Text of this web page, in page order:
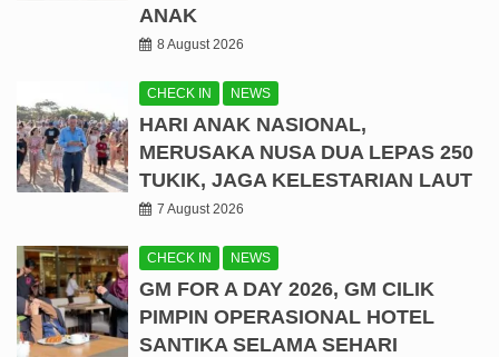
ANAK
8 August 2026
CHECK IN NEWS
HARI ANAK NASIONAL,
MERUSAKA NUSA DUA LEPAS 250
TUKIK, JAGA KELESTARIAN LAUT
7 August 2026
CHECK IN NEWS
GM FOR A DAY 2026, GM CILIK
PIMPIN OPERASIONAL HOTEL
SANTIKA SELAMA SEHARI